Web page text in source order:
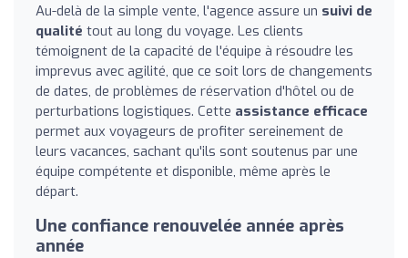
Au-delà de la simple vente, l'agence assure un suivi de
qualité tout au long du voyage. Les clients
témoignent de la capacité de l'équipe à résoudre les
imprevus avec agilité, que ce soit lors de changements
de dates, de problèmes de réservation d'hôtel ou de
perturbations logistiques. Cette assistance efficace
permet aux voyageurs de profiter sereinement de
leurs vacances, sachant qu'ils sont soutenus par une
équipe compétente et disponible, même après le
départ.
Une confiance renouvelée année après
année